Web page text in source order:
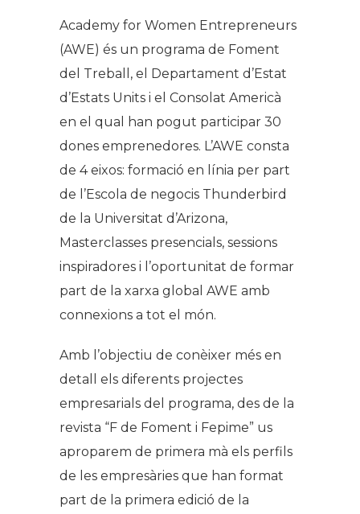
Academy for Women Entrepreneurs
(AWE) és un programa de Foment
del Treball, el Departament d’Estat
d’Estats Units i el Consolat Americà
en el qual han pogut participar 30
dones emprenedores. L’AWE consta
de 4 eixos: formació en línia per part
de l’Escola de negocis Thunderbird
de la Universitat d’Arizona,
Masterclasses presencials, sessions
inspiradores i l’oportunitat de formar
part de la xarxa global AWE amb
connexions a tot el món.
Amb l’objectiu de conèixer més en
detall els diferents projectes
empresarials del programa, des de la
revista “F de Foment i Fepime” us
aproparem de primera mà els perfils
de les empresàries que han format
part de la primera edició de la